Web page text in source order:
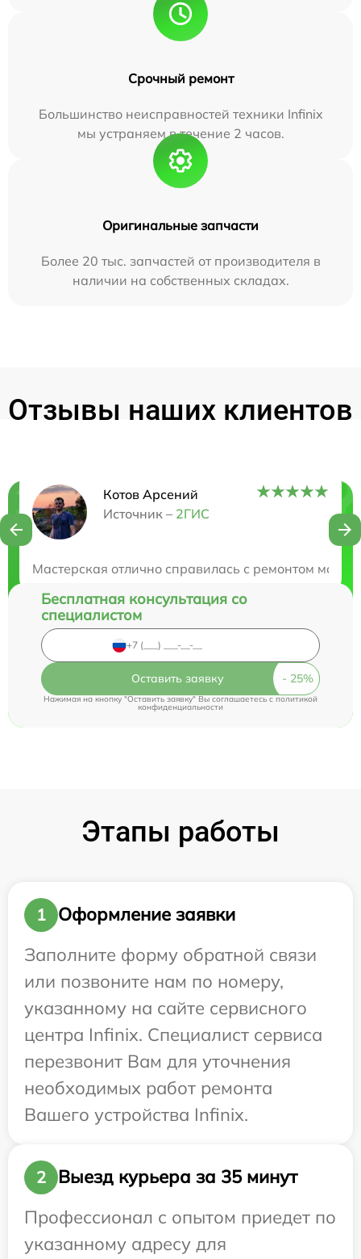
Срочный ремонт
Большинство неисправностей техники Infinix
мы устраняем в течение 2 часов.
Оригинальные запчасти
Более 20 тыс. запчастей от производителя в
наличии на собственных складах.
Отзывы наших клиентов
Котов Арсений
Источник – 2ГИС
Мастерская отлично справилась с ремонтом
Нужна консультация?
Бесплатная консультация со
специалистом
Оставить заявку
Нажимая на кнопку "Оставить заявку" Вы соглашаетесь cполитикой
конфиденциальности
Этапы работы
1
Оформление заявки
Заполните форму обратной связи
или позвоните нам по номеру,
указанному на сайте сервисного
центра Infinix. Специалист сервиса
перезвонит Вам для уточнения
необходимых работ ремонта
Вашего устройства Infinix.
2
Выезд курьера за 35 минут
Профессионал с опытом приедет по
указанному адресу для